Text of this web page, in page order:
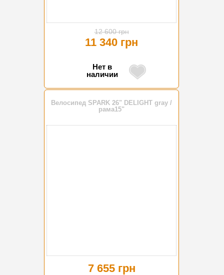
12 600 грн
11 340 грн
Нет в
наличии
Велосипед SPARK 26" DELIGHT gray /
рама15"
7 655 грн